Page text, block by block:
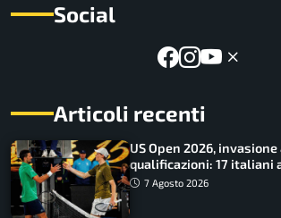
Social
Articoli recenti
US Open 2026,
qualificazioni: 17 italiani
draw7 Agosto 2026